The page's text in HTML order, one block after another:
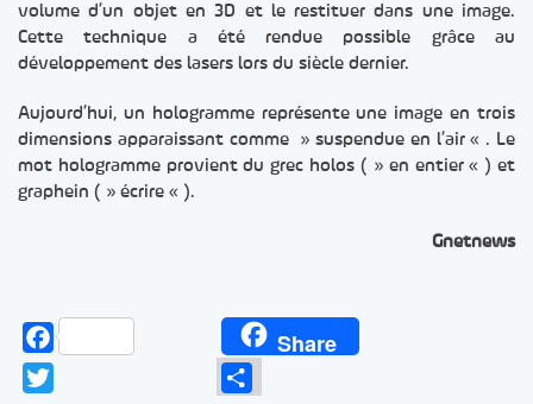
volume d’un objet en 3D et le restituer dans une image.
Cette technique a été rendue possible grâce au
développement des lasers lors du siècle dernier.
Aujourd’hui, un hologramme représente une image en trois
dimensions apparaissant comme » suspendue en l’air « . Le
mot hologramme provient du grec holos ( » en entier « ) et
graphein ( » écrire « ).
Gnetnews
Facebook Share